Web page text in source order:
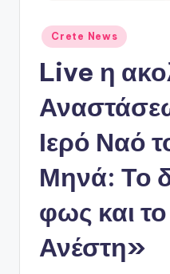
Αναρτήθηκε
σε
Crete News
Live η
Ιερό Ναό
Μηνά: Το
φως και
Ανέστη»